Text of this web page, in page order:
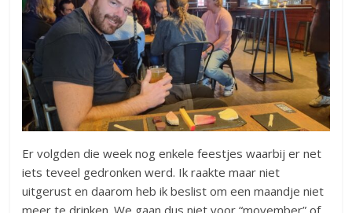
Er volgden die week nog enkele feestjes waarbij er net
iets teveel gedronken werd. Ik raakte maar niet
uitgerust en daarom heb ik beslist om een maandje niet
meer te drinken. We gaan dus niet voor “movember” of